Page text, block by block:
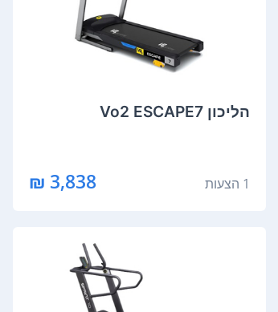
הליכון Vo2 ESCAPE7
1 הצעות 3,838 ₪